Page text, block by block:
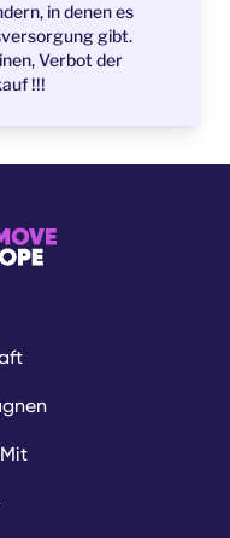
in denen es
gibt.
Verbot der
!!!